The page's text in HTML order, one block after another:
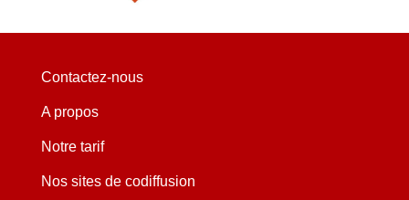
Contactez-nous
A propos
Notre tarif
Nos sites de codiffusion